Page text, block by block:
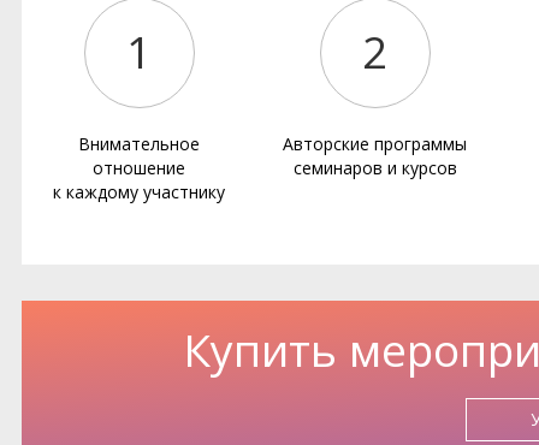
1
Внимательное
отношение
к каждому участнику
2
Авторские программы
семинаров и курсов
Купить